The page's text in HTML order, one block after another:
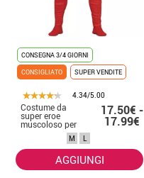
CONSEGNA 3/4 GIORNI
CONSIGLIATO
SUPER VENDITE
4.34/5.00
Costume da
super eroe
muscoloso per
17.50€ -
17.99€
M L
AGGIUNGI